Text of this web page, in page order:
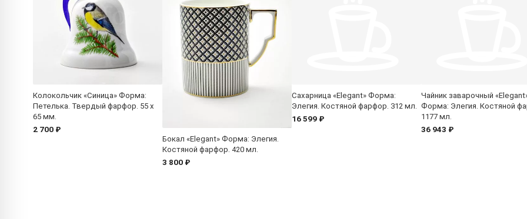
Колокольчик «Синица» Форма:
Петелька. Твердый фарфор. 55 x
65 мм.
2 700 ₽
Бокал «Elegant» Форма: Элегия.
Костяной фарфор. 420 мл.
3 800 ₽
Сахарница «Elegant» Форма:
Элегия. Костяной фарфор. 312 мл.
16 599 ₽
Чайник заварочный
Форма: Элегия. Костяной
1177 мл.
36 943 ₽